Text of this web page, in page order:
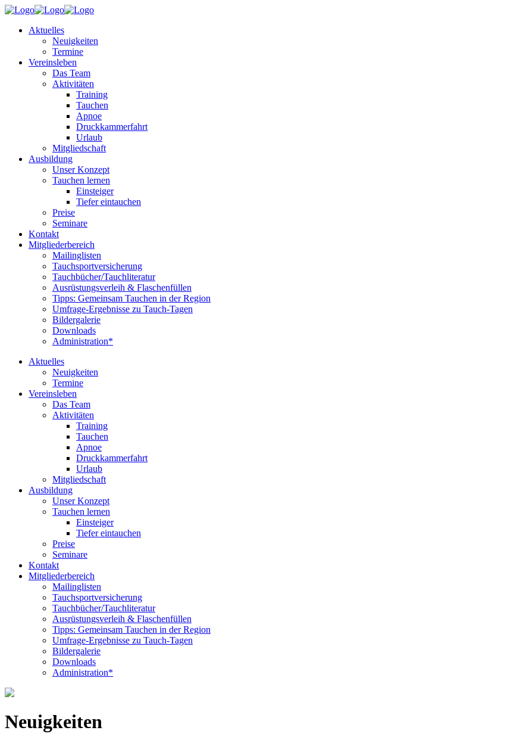
Aktuelles
Neuigkeiten
Termine
Vereinsleben
Das Team
Aktivitäten
Training
Tauchen
Apnoe
Druckkammerfahrt
Urlaub
Mitgliedschaft
Ausbildung
Unser Konzept
Tauchen lernen
Einsteiger
Tiefer eintauchen
Preise
Seminare
Kontakt
Mitgliederbereich
Mailinglisten
Tauchsportversicherung
Tauchbücher/Tauchliteratur
Ausrüstungsverleih & Flaschenfüllen
Tipps: Gemeinsam Tauchen in der Region
Umfrage-Ergebnisse zu Tauch-Tagen
Bildergalerie
Downloads
Administration*
Aktuelles
Neuigkeiten
Termine
Vereinsleben
Das Team
Aktivitäten
Training
Tauchen
Apnoe
Druckkammerfahrt
Urlaub
Mitgliedschaft
Ausbildung
Unser Konzept
Tauchen lernen
Einsteiger
Tiefer eintauchen
Preise
Seminare
Kontakt
Mitgliederbereich
Mailinglisten
Tauchsportversicherung
Tauchbücher/Tauchliteratur
Ausrüstungsverleih & Flaschenfüllen
Tipps: Gemeinsam Tauchen in der Region
Umfrage-Ergebnisse zu Tauch-Tagen
Bildergalerie
Downloads
Administration*
Neuigkeiten